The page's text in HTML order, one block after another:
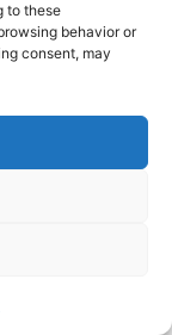
to these
behavior or
consent, may
|Cookie Policy